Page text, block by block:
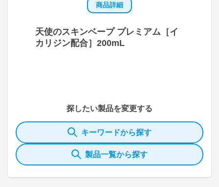
商品詳細
天使のスキンベープ プレミアム［イ
カリジン配合］200mL
探したい製品を変更する
キーワードから探す
製品一覧から探す